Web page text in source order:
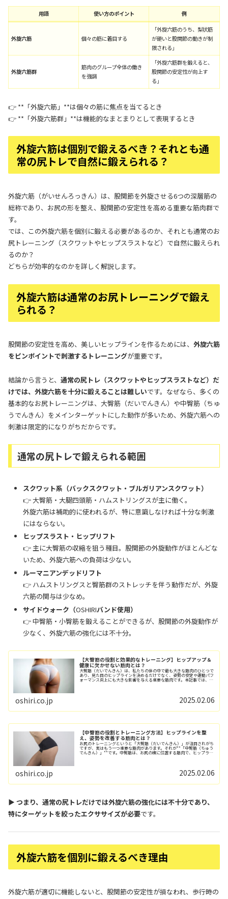
用語 使い方のポイント 例
外旋六筋 個々の筋に着目する
「外旋六筋のうち、梨状筋
が硬いと股関節の動きが制
限される」
外旋六筋群
筋肉のグループ全体の働き
を強調
「外旋六筋群を鍛えると、
股関節の安定性が向上す
る」
👉 **「外旋六筋」**は個々の筋に焦点を当てるとき
👉 **「外旋六筋群」**は機能的なまとまりとして表現するとき
外旋六筋は個別で鍛えるべき？それとも通
常の尻トレで自然に鍛えられる？
外旋六筋（がいせんろっきん）は、股関節を外旋させる6つの深層筋の
総称であり、お尻の形を整え、股関節の安定性を高める重要な筋肉群で
す。
では、この外旋六筋を個別に鍛える必要があるのか、それとも通常のお
尻トレーニング（スクワットやヒップスラストなど）で自然に鍛えられ
るのか？
どちらが効率的なのかを詳しく解説します。
外旋六筋は通常のお尻トレーニングで鍛え
られる？
股関節の安定性を高め、美しいヒップラインを作るためには、 外旋六筋
をピンポイントで刺激するトレーニングが重要です。
結論から言うと、 通常の尻トレ（スクワットやヒップスラストなど）だ
けでは、外旋六筋を十分に鍛えることは難しいです。なぜなら、多くの
基本的なお尻トレーニングは、大臀筋（だいでんきん）や中臀筋（ちゅ
うでんきん）をメインターゲットにした動作が多いため、外旋六筋への
刺激は限定的になりがちだからです。
通常の尻トレで鍛えられる範囲
スクワット系（バックスクワット・ブルガリアンスクワット）
👉 大臀筋・大腿四頭筋・ハムストリングスが主に働く。
外旋六筋は補助的に使われるが、特に意識しなければ十分な刺激
にはならない。
ヒップスラスト・ヒップリフト
👉 主に大臀筋の収縮を狙う種目。股関節の外旋動作がほとんどな
いため、外旋六筋への負荷は少ない。
ルーマニアンデッドリフト
👉 ハムストリングスと臀筋群のストレッチを伴う動作だが、外旋
六筋の関与は少なめ。
サイドウォーク（OSHIRIバンド使用）
👉 中臀筋・小臀筋を鍛えることができるが、股関節の外旋動作が
少なく、外旋六筋の強化には不十分。
【大臀筋の役割と効果的なトレーニング】ヒップアップ＆
健康に欠かせない筋肉とは？
大臀筋（だいでんきん）は、私たちの体の中で最も大きな筋肉のひとつで
あり、見た目のヒップラインを決めるだけでなく、姿勢の安定や運動パフ
ォーマンス向上にも大きな影響を与える重要な筋肉です。本記事では、大
oshiri.co.jp 2025.02.06
【中臀筋の役割とトレーニング方法】ヒップラインを整
え、姿勢を改善する筋肉とは？
お尻のトレーニングというと「大臀筋（だいでんきん）」が注目されがち
ですが、実はもう一つ重要な筋肉があります。それが**「中臀筋（ちゅう
でんきん）」**です。中臀筋は、お尻の横に位置する筋肉で、ヒップライ
oshiri.co.jp 2025.02.06
▶ つまり、通常の尻トレだけでは外旋六筋の強化には不十分であり、
特にターゲットを絞ったエクササイズが必要です。
外旋六筋を個別に鍛えるべき理由
外旋六筋が適切に機能しないと、股関節の安定性が損なわれ、歩行時の